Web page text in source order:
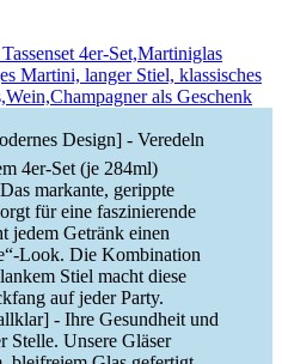
4er-Set,Martiniglas
Martini, langer Stiel, klassisches
als Geschenk
Design] - Veredeln
4er-Set (je 284ml)
markante, gerippte
für eine faszinierende
jedem Getränk einen
Look. Die Kombination
Stiel macht diese
auf jeder Party.
- Ihre Gesundheit und
Stelle. Unsere Gläser